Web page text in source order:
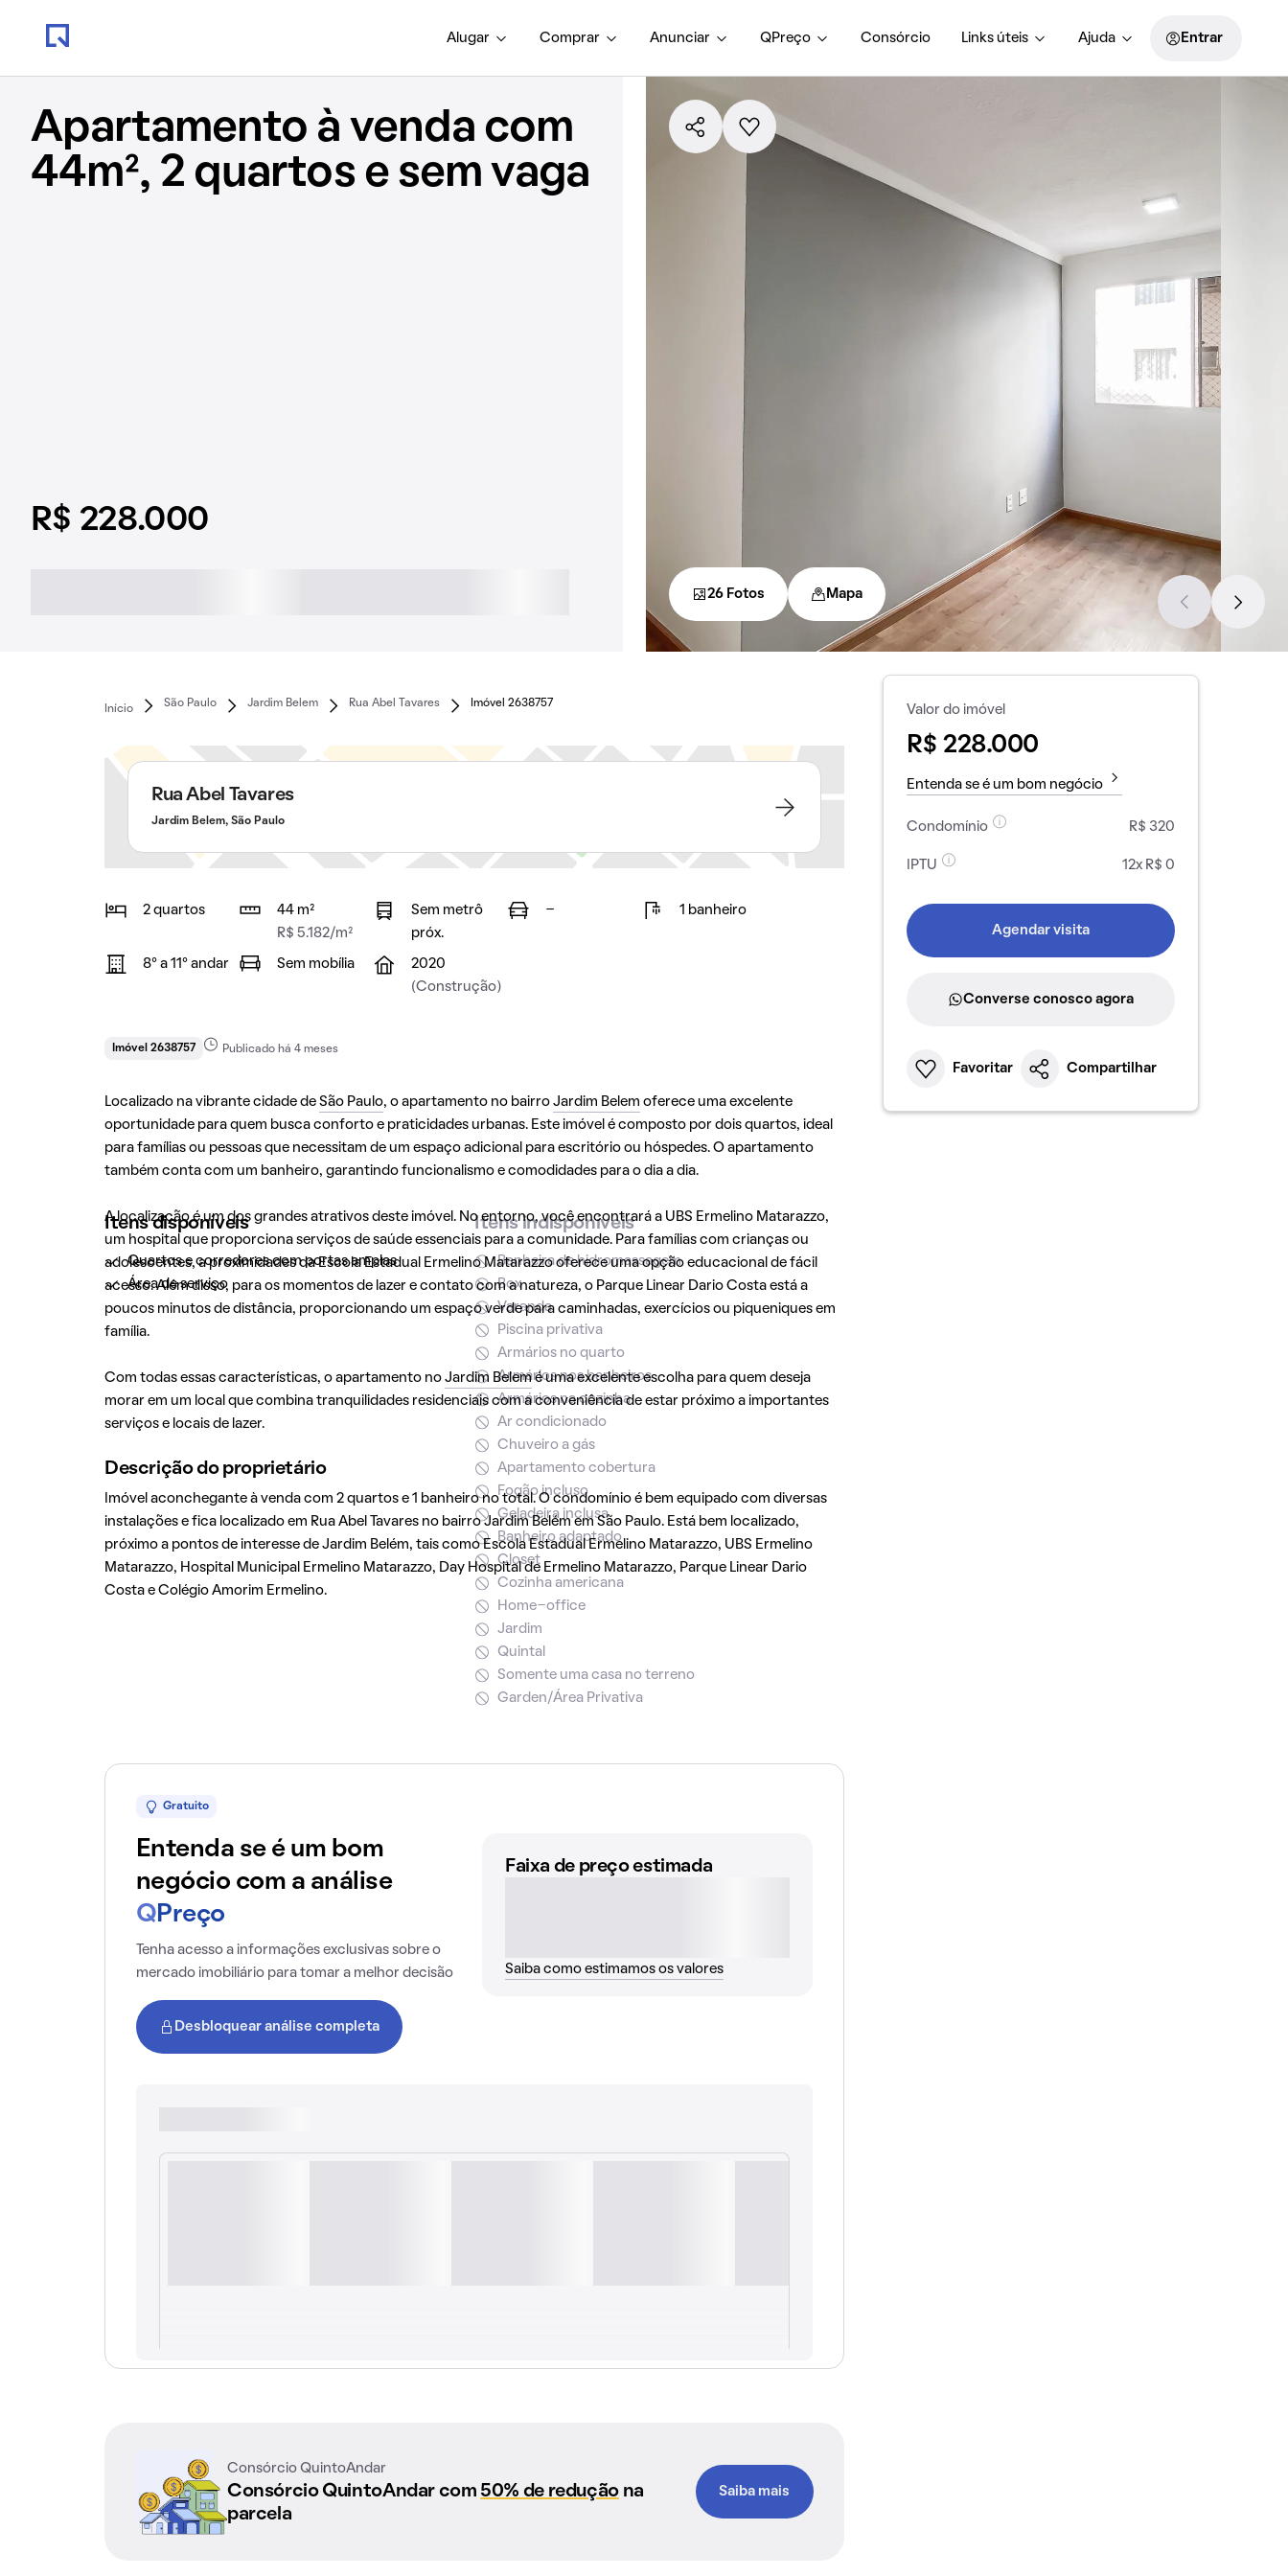
Alugar Comprar Anunciar QPreço Consórcio Links úteis Ajuda Entrar
Apartamento à venda com
44m², 2 quartos e sem vaga
R$ 228.000
26 Fotos Mapa
Início
São Paulo Jardim Belem Rua Abel Tavares Imóvel 2638757
Rua Abel Tavares
Jardim Belem, São Paulo
2 quartos
44 m²
R$ 5.182/m²
Sem metrô
próx.
- 1 banheiro
8° a 11° andar Sem mobília
2020
(Construção)
Imóvel 2638757 Publicado há 4 meses
Localizado na vibrante cidade de São Paulo, o apartamento no bairro Jardim Belem oferece uma excelente
oportunidade para quem busca conforto e praticidades urbanas. Este imóvel é composto por dois quartos, ideal
para famílias ou pessoas que necessitam de um espaço adicional para escritório ou hóspedes. O apartamento
também conta com um banheiro, garantindo funcionalismo e comodidades para o dia a dia.
A localização é um dos grandes atrativos deste imóvel. No entorno, você encontrará a UBS Ermelino Matarazzo,
um hospital que proporciona serviços de saúde essenciais para a comunidade. Para famílias com crianças ou
adolescentes, a proximidades da Escola Estadual Ermelino Matarazzo oferece uma opção educacional de fácil
acesso. Além disso, para os momentos de lazer e contato com a natureza, o Parque Linear Dario Costa está a
poucos minutos de distância, proporcionando um espaço verde para caminhadas, exercícios ou piqueniques em
família.
Com todas essas características, o apartamento no Jardim Belemé uma excelente escolha para quem deseja
morar em um local que combina tranquilidades residenciais com a conveniência de estar próximo a importantes
serviços e locais de lazer.
Descrição do proprietário
Imóvel aconchegante à venda com 2 quartos e 1 banheiro no total. O condomínio é bem equipado com diversas
instalações e fica localizado em Rua Abel Tavares no bairro Jardim Belém em São Paulo. Está bem localizado,
próximo a pontos de interesse de Jardim Belém, tais como Escola Estadual Ermelino Matarazzo, UBS Ermelino
Matarazzo, Hospital Municipal Ermelino Matarazzo, Day Hospital de Ermelino Matarazzo, Parque Linear Dario
Costa e Colégio Amorim Ermelino.
Itens disponíveis
Quartos e corredores com portas amplas
Área de serviço
Itens indisponíveis
Banheira de hidromassagem
Box
Varanda
Piscina privativa
Armários no quarto
Armários nos banheiros
Armários na cozinha
Ar condicionado
Chuveiro a gás
Apartamento cobertura
Fogão incluso
Geladeira inclusa
Banheiro adaptado
Closet
Cozinha americana
Home-office
Jardim
Quintal
Somente uma casa no terreno
Garden/Área Privativa
Gratuito
Entenda se é um bom
negócio com a análise
Q Preço
Tenha acesso a informações exclusivas sobre o
mercado imobiliário para tomar a melhor decisão
Desbloquear análise completa
Faixa de preço estimada
Saiba como estimamos os valores
Consórcio QuintoAndar
Consórcio QuintoAndar com 50% de reduçãona
parcela
Saiba mais
Valor do imóvel
R$ 228.000
Entenda se é um bom negócio
Condomínio R$ 320
IPTU 12x R$ 0
Agendar visita
Converse conosco agora
Favoritar Compartilhar